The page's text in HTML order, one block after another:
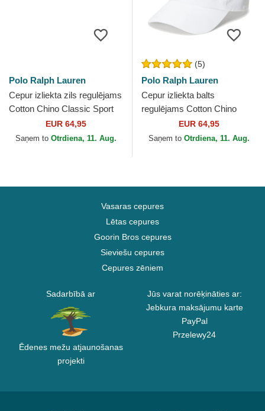
Polo Ralph Lauren
Cepur izliekta zils regulējams
Cotton Chino Classic Sport
no Polo Ralph Lauren
EUR 64,95
Saņem to Otrdiena, 11. Aug.
(5)
Polo Ralph Lauren
Cepur izliekta balts
regulējams Cotton Chino
Classic Sport no Polo Ralph
Lauren
EUR 64,95
Saņem to Otrdiena, 11. Aug.
Vasaras cepures
Lētas cepures
Goorin Bros cepures
Sieviešu cepures
Cepures zēniem
Sadarbībā ar
Ēdenes mežu atjaunošanas
projekti
Jūs varat norēķināties ar:
Jebkura maksājumu karte
PayPal
Przelewy24